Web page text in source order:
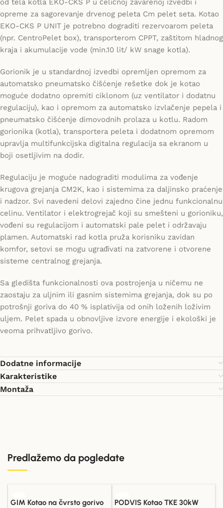
od tela kotla EKO-CKS P u čeličnoj zavarenoj izvedbi i
opreme za sagorevanje drvenog peleta Cm pelet seta. Kotao
EKO-CKS P UNIT je potrebno dograditi rezervoarom peleta
(npr. CentroPelet box), transporterom CPPT, zaštitom hladnog
kraja i akumulacije vode (min.10 lit/ kW snage kotla).
Gorionik je u standardnoj izvedbi opremljen opremom za
automatsko pneumatsko čišćenje rešetke dok je kotao
moguće dodatno opremiti ciklonom (uz ventilator i dodatnu
regulaciju), kao i opremom za automatsko izvlačenje pepela i
pneumatsko čišćenje dimovodnih prolaza u kotlu. Radom
gorionika (kotla), transportera peleta i dodatnom opremom
upravlja multifunkcijska digitalna regulacija sa ekranom u
boji osetljivim na dodir.
Regulaciju je moguće nadograditi modulima za vođenje
krugova grejanja CM2K, kao i sistemima za daljinsko praćenje
i nadzor. Svi navedeni delovi zajedno čine jednu funkcionalnu
celinu. Ventilator i elektrogrejač koji su smešteni u gorioniku,
vođeni su regulacijom i automatski pale pelet i održavaju
plamen. Automatski rad kotla pruža korisniku zavidan
komfor, setovi se mogu ugrađivati na zatvorene i otvorene
sisteme centralnog grejanja.
Sa gledišta funkcionalnosti ova postrojenja u ničemu ne
zaostaju za uljnim ili gasnim sistemima grejanja, dok su po
potrošnji goriva do 40 % isplativija od onih loženih loživim
uljem. Pelet spada u obnovljive izvore energije i ekološki je
veoma prihvatljivo gorivo.
Dodatne informacije
Karakteristike
Montaža
Predlažemo da pogledate
GIM Kotao na čvrsto gorivo
PODVIS Kotao TKE 30kW